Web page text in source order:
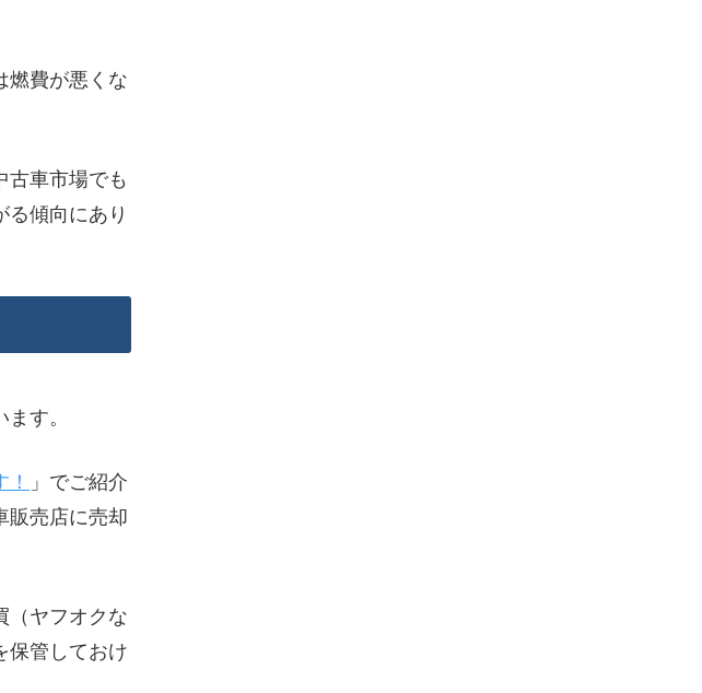
燃費が悪くな
古車市場でも
る傾向にあり
す。
」でご紹介
販売店に売却
（ヤフオクな
保管しておけ